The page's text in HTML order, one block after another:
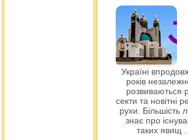
Україні
років
розвиваються
секти та новітні
рухи. Більшість
знає про
таких явищ